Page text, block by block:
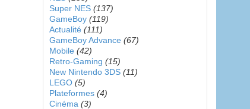
Super NES (137)
GameBoy (119)
Actualité (111)
GameBoy Advance (67)
Mobile (42)
Retro-Gaming (15)
New Nintendo 3DS (11)
LEGO (5)
Plateformes (4)
Cinéma (3)